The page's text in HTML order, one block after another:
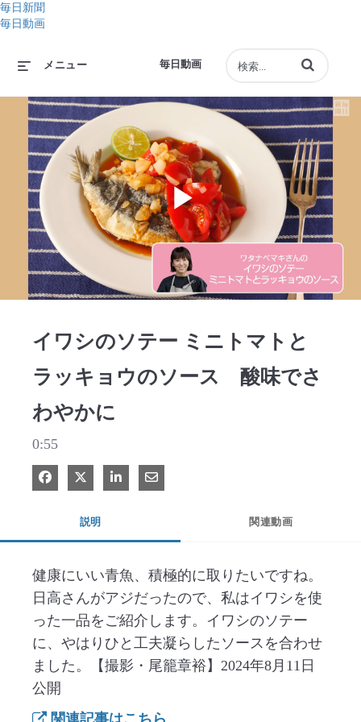
毎日新聞
毎日動画
毎日動画
メニュー 動画の検索語句
Play
イワシのソテー ミニトマトと
ラッキョウのソース 酸味でさ
わやかに
0:55
Facebook で共有
Xで共有する
LinkedIn で共有
電子メールで共有
説明 関連動画
健康にいい青魚、積極的に取りたいですね。
日高さんがアジだったので、私はイワシを使
った一品をご紹介します。イワシのソテー
に、やはりひと工夫凝らしたソースを合わせ
ました。【撮影・尾籠章裕】2024年8月11日
公開
関連記事はこちら